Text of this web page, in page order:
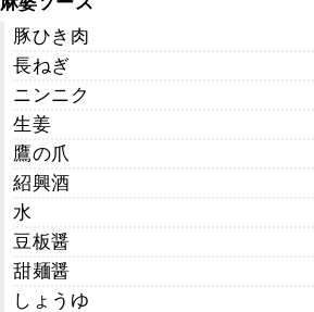
豚ひき肉
長ねぎ
ニンニク
生姜
鷹の爪
紹興酒
水
豆板醤
甜麺醤
しょうゆ